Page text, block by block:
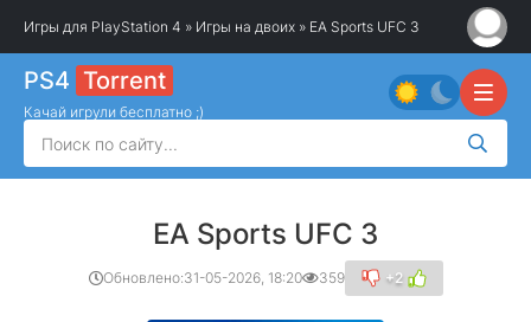
Игры для PlayStation 4 » Игры на двоих » EA Sports UFC 3
PS4 Torrent
Качай игрули бесплатно ;)
EA Sports UFC 3
Обновлено:31-05-2026, 18:20 359 +2